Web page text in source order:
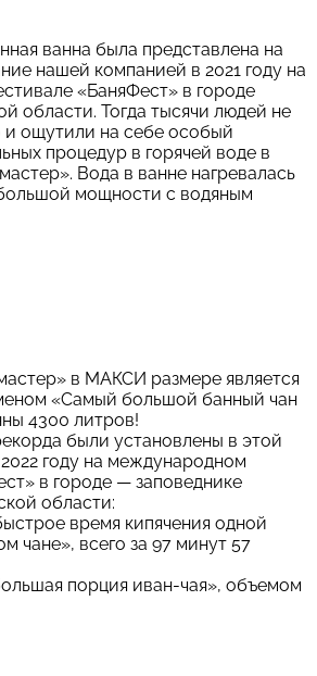
ванна была представлена на
нашей компанией в 2021 году на
«БаняФест» в городе
области. Тогда тысячи людей не
и ощутили на себе особый
процедур в горячей воде в
Вода в ванне нагревалась
мощности с водяным
в МАКСИ размере является
«Самый большой банный чан
4300 литров!
были установлены в этой
году на международном
в городе — заповеднике
области:
время кипячения одной
чане», всего за 97 минут 57
порция иван-чая», объемом